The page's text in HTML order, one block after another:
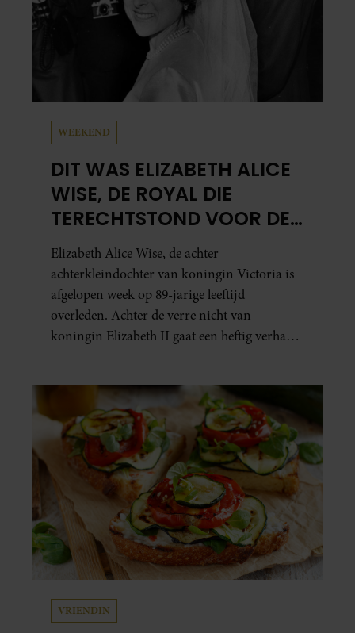
WEEKEND
DIT WAS ELIZABETH ALICE
WISE, DE ROYAL DIE
TERECHTSTOND VOOR DE
DOOD VAN HAAR BABY
Elizabeth Alice Wise, de achter-
achterkleindochter van koningin Victoria is
afgelopen week op 89-jarige leeftijd
overleden. Achter de verre nicht van
koningin Elizabeth II gaat een heftig verhaal
VRIENDIN